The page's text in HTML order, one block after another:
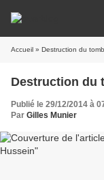
Accueil » Destruction du
Destruction du
Publié le 29/12/2014 à
Par Gilles Munier